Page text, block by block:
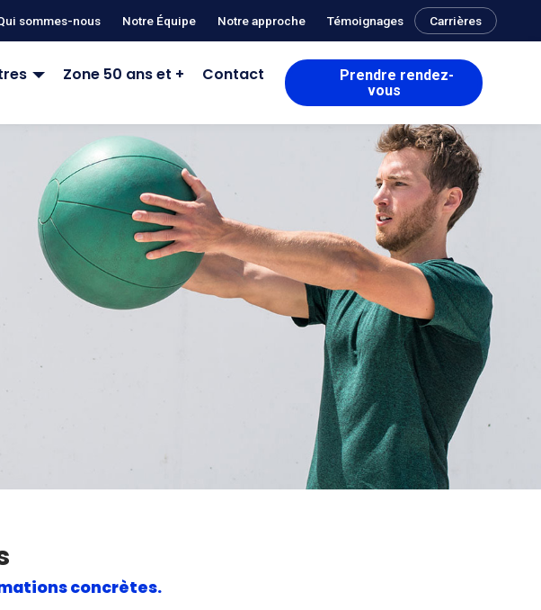
sommes-nous Notre Équipe Notre approche Témoignages Carrières
Zone 50 ans et + Contact
Prendre rendez-
vous
concrètes.